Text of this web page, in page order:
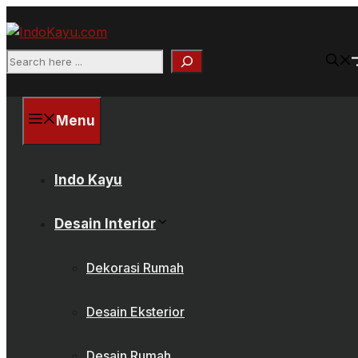
to
content
Search
Menu
Indo Kayu
Desain Interior
Dekorasi Rumah
Desain Eksterior